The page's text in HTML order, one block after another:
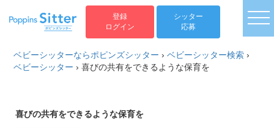
登録
ログイン
シッター
応募
ベビーシッターならポピンズシッター ›ベビーシッター検索 ›
ベビーシッター ›喜びの共有をできるような保育を
喜びの共有をできるような保育を